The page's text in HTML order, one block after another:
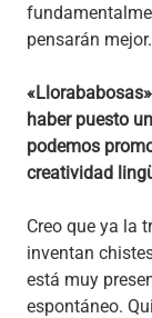
pensarán mejor.
haber puesto
podemos
creatividad
Creo que ya la
inventan
está muy
espontáneo.